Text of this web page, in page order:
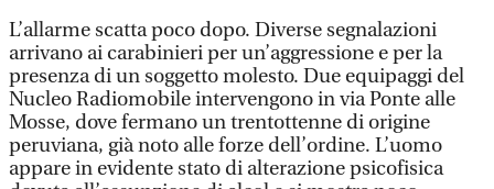
L’allarme scatta poco dopo. Diverse segnalazioni
arrivano ai carabinieri per un’aggressione e per la
presenza di un soggetto molesto. Due equipaggi del
Nucleo Radiomobile intervengono in via Ponte alle
Mosse, dove fermano un trentottenne di origine
peruviana, già noto alle forze dell’ordine. L’uomo
appare in evidente stato di alterazione psicofisica